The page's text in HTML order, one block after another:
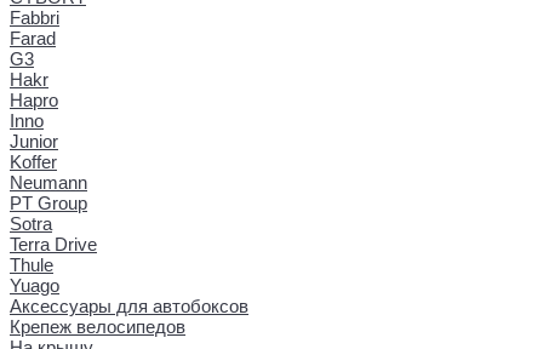
Fabbri
Farad
G3
Hakr
Hapro
Inno
Junior
Koffer
Neumann
PT Group
Sotra
Terra Drive
Thule
Yuago
Аксессуары для автобоксов
Крепеж велосипедов